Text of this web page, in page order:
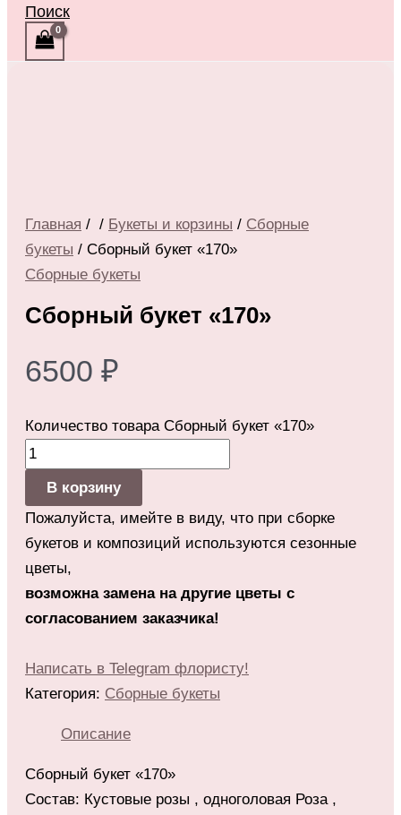
Поиск
Главная / / Букеты и корзины / Сборные
букеты / Сборный букет «170»
Сборные букеты
Сборный букет «170»
6500 ₽
Количество товара Сборный букет «170»
В корзину
Пожалуйста, имейте в виду, что при сборке
букетов и композиций используются сезонные
цветы,
возможна замена на другие цветы с
согласованием заказчика!
Написать в Telegram флористу!
Категория: Сборные букеты
Описание
Сборный букет «170»
Состав: Кустовые розы , одноголовая Роза ,